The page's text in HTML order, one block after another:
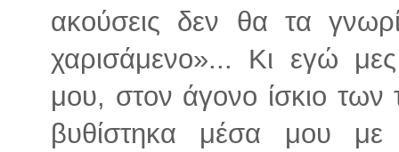
ακούσεις δεν θα τα
χαρισάμενο»... Κι εγώ
μου, στον άγονο ίσκιο
βυθίστηκα μέσα μου